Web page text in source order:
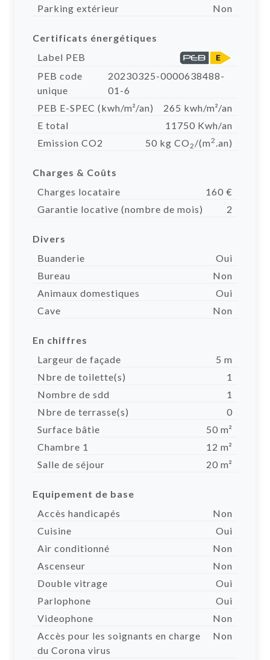
Parking extérieur
Non
Certificats énergétiques
Label PEB
PEB code
unique
20230325-0000638488-
01-6
PEB E-SPEC (kwh/m²/an)
265 kwh/m²/an
E total
11750 Kwh/an
Emission CO2
50 kg CO2 /(m2 .an)
Charges & Coûts
Charges locataire
160 €
Garantie locative (nombre de mois)
2
Divers
Buanderie
Oui
Bureau
Non
Animaux domestiques
Oui
Cave
Non
En chiffres
Largeur de façade
5 m
Nbre de toilette(s)
1
Nombre de sdd
1
Nbre de terrasse(s)
0
Surface bâtie
50 m²
Chambre 1
12 m²
Salle de séjour
20 m²
Equipement de base
Accès handicapés
Non
Cuisine
Oui
Air conditionné
Non
Ascenseur
Non
Double vitrage
Oui
Parlophone
Oui
Videophone
Non
Accès pour les soignants en charge
du Corona virus
Non